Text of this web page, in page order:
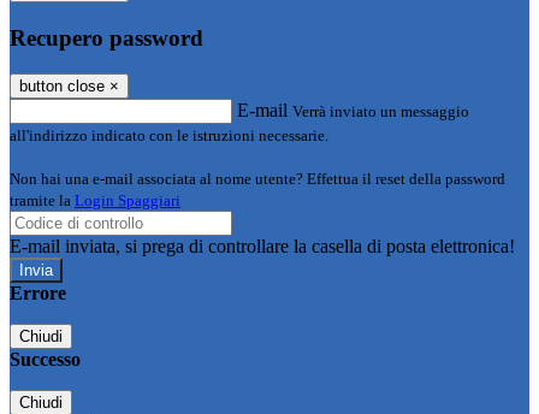
Recupero password
button close ×
E-mail Verrà inviato un messaggio
all'indirizzo indicato con le istruzioni necessarie.
Non hai una e-mail associata al nome utente? Effettua il reset della password
tramite la Login Spaggiari
E-mail inviata, si prega di controllare la casella di posta elettronica!
Errore
Chiudi
Successo
Chiudi